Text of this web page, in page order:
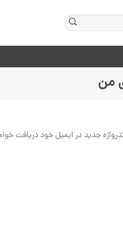
من
جدید در ایمیل خود دریافت